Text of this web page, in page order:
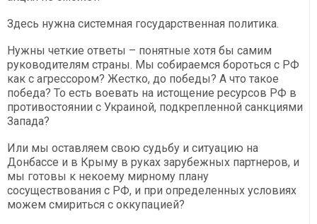
Здесь нужна системная государственная политика.
Нужны четкие ответы – понятные хотя бы самим
руководителям страны. Мы собираемся бороться с РФ
как с агрессором? Жестко, до победы? А что такое
победа? То есть воевать на истощение ресурсов РФ в
противостоянии с Украиной, подкрепленной санкциями
Запада?
Или мы оставляем свою судьбу и ситуацию на
Донбассе и в Крыму в руках зарубежных партнеров, и
мы готовы к некоему мирному плану
сосуществования с РФ, и при определенных условиях
можем смириться с оккупацией?